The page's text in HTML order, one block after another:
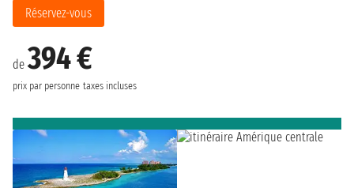
de394 €
prix par personne taxes incluses
Réservez-vous